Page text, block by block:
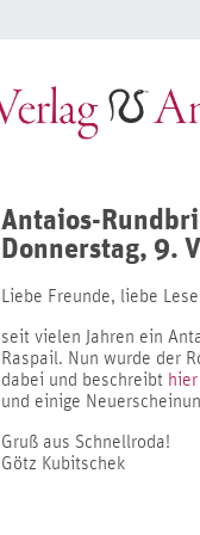
Antaios-
Donnerstag, 9.
Liebe Freunde, liebe
seit vielen Jahren ein
Raspail. Nun wurde der
dabei und beschreibt hier
und einige
Gruß aus Schnellroda!
Götz Kubitschek